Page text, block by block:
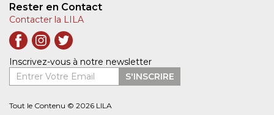
Rester en Contact
Contacter la LILA
Inscrivez-vous à notre newsletter
Entrer Votre Email
S'INSCRIRE
Tout le Contenu © 2026 LILA